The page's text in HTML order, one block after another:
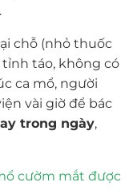
chỗ (nhỏ thuốc
táo, không có
ca mổ, người
vài giờ để bác
trong ngày,
cườm mắt được